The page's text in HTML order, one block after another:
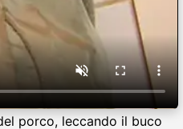
porco, leccando il buco